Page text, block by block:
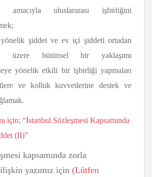
amacıyla uluslararası işbirliğini
yönelik şiddet ve ev içi şiddeti ortadan
üzere bütünsel bir yaklaşımı
yönelik etkili bir işbirliği yapmaları
ve kolluk kuvvetlerine destek ve
için; “İstanbul Sözleşmesi Kapsamında
(II)”
kapsamında zorla
yazımız için (Lütfen